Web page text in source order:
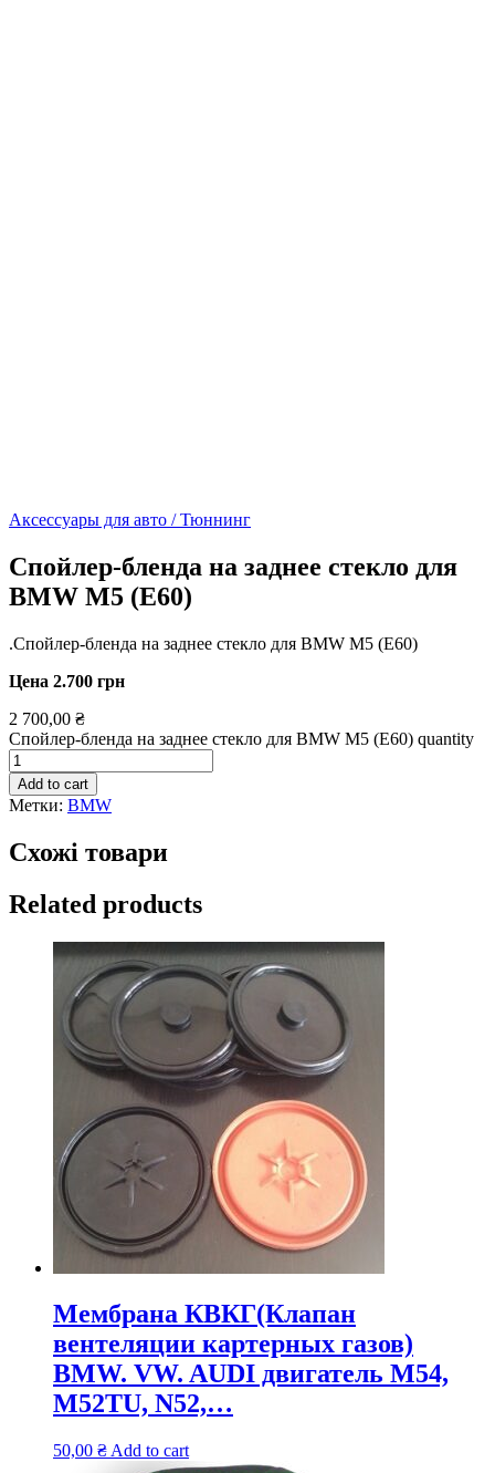
Аксессуары для авто / Тюннинг
Спойлер-бленда на заднее стекло для
BMW M5 (E60)
.Спойлер-бленда на заднее стекло для BMW M5 (E60)
Цена 2.700 грн
2 700,00 ₴
Спойлер-бленда на заднее стекло для BMW M5 (E60) quantity
Add to cart
Метки: BMW
Схожі товари
Related products
Мембрана КВКГ(Клапан
вентеляции картерных газов)
BMW. VW. AUDI двигатель M54,
M52TU, N52,…
50,00 ₴ Add to cart